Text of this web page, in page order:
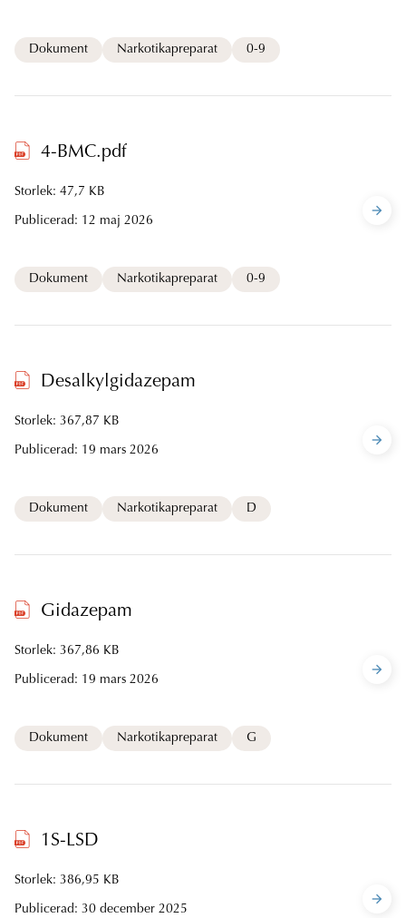
Dokument Narkotikapreparat 0-9
4-BMC.pdf
Storlek: 47,7 KB
Publicerad: 12 maj 2026
Dokument Narkotikapreparat 0-9
Desalkylgidazepam
Storlek: 367,87 KB
Publicerad: 19 mars 2026
Dokument Narkotikapreparat D
Gidazepam
Storlek: 367,86 KB
Publicerad: 19 mars 2026
Dokument Narkotikapreparat G
1S-LSD
Storlek: 386,95 KB
Publicerad: 30 december 2025